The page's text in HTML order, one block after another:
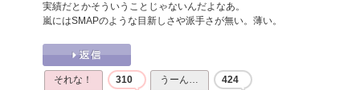
実績だとかそういうことじゃないんだよなあ。
嵐にはSMAPのような目新しさや派手さが無い。薄い。
それな！ 310 うーん… 424